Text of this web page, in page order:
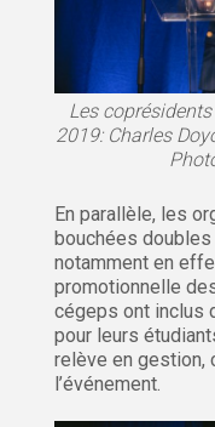
Les
2019: Charles
En parallèle, les
bouchées
notamment en
promotionnelle
cégeps ont inclus
pour leurs
relève en gestion,
l’événement.